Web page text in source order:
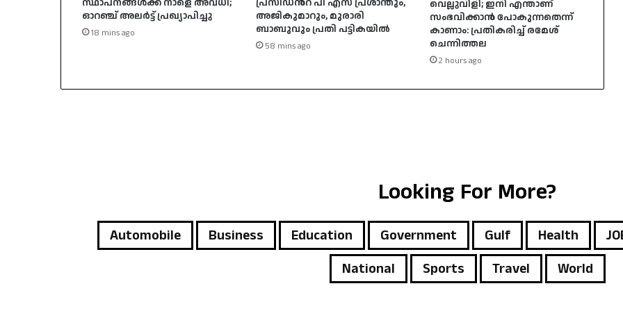
ഓറഞ്ച് അലർട്ട് പ്രഖ്യാപിച്ചു
18 mins ago
അജികുമാറും, മുരാരി
ബാബുവും പ്രതി പട്ടികയില്‍
58 mins ago
വെല്ലുവിളി; ഇനി എന്താണ്
സംഭവിക്കാന്‍ പോകുന്നതെന്ന്
കാണാം: പ്രതികരിച്ച് രമേശ്
ചെന്നിത്തല
2 hours ago
Looking For More?
Automobile Business Education Government Gulf Health
National
Sports Travel World